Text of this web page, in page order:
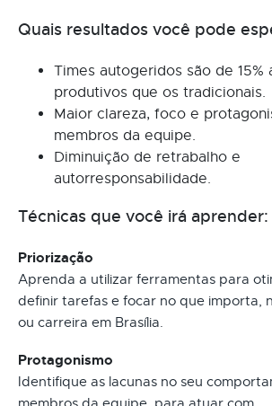
Quais resultados você pode
Times autogeridos são de 15%
produtivos que os tradicionais.
Maior clareza, foco e
membros da equipe.
Diminuição de retrabalho e
autorresponsabilidade.
Técnicas que você irá aprender:
Priorização
Aprenda a utilizar ferramentas para
definir tarefas e focar no que importa,
ou carreira em Brasília.
Protagonismo
Identifique as lacunas no seu